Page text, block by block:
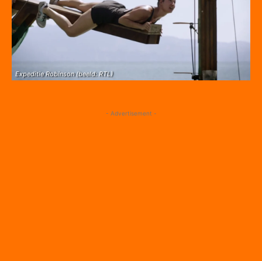
Expeditie Robinson (beeld: RTL)
- Advertisement -